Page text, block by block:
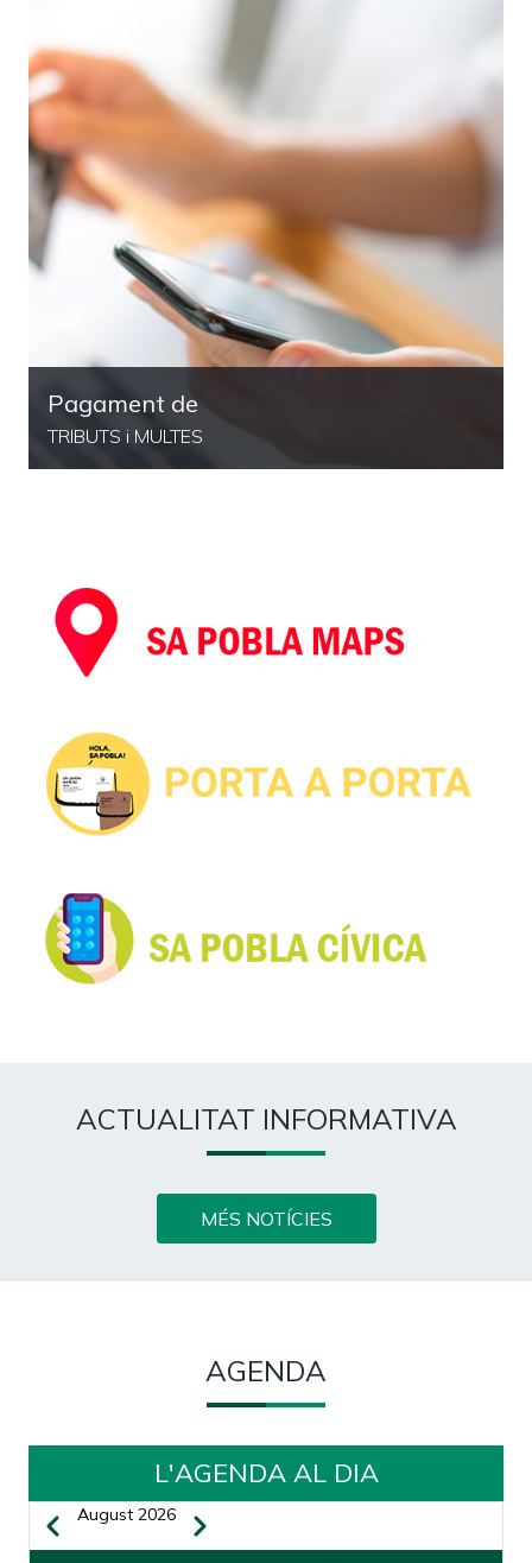
Pagament de
TRIBUTS i MULTES
ACTUALITAT INFORMATIVA
MÉS NOTÍCIES
AGENDA
L'AGENDA AL DIA
SEITENNUMMERIERUNG
ZurückAugust 2026 Weiter